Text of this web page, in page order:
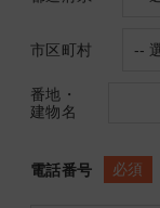
市区町村
番地・
建物名
電話番号 必須